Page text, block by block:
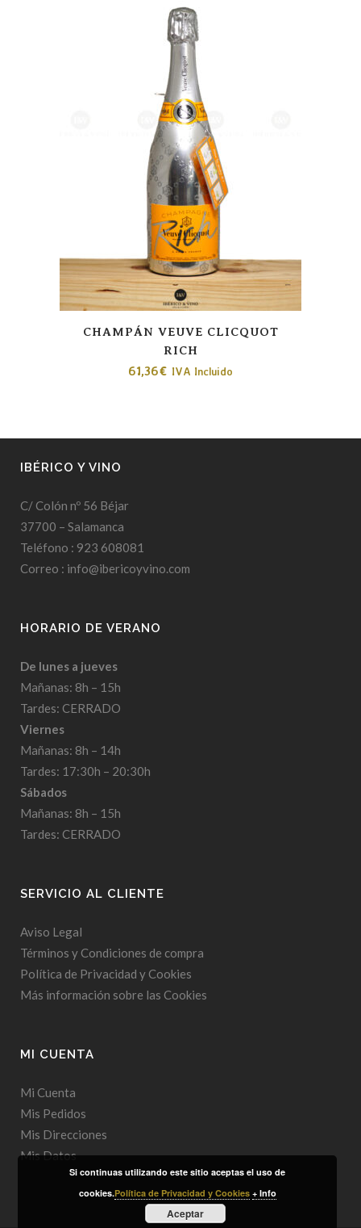
CHAMPÁN VEUVE CLICQUOT
RICH
61,36€ IVA Incluido
IBÉRICO Y VINO
C/ Colón nº 56 Béjar
37700 – Salamanca
Teléfono : 923 608081
Correo : info@ibericoyvino.com
HORARIO DE VERANO
De lunes a jueves
Mañanas: 8h – 15h
Tardes: CERRADO
Viernes
Mañanas: 8h – 14h
Tardes: 17:30h – 20:30h
Sábados
Mañanas: 8h – 15h
Tardes: CERRADO
SERVICIO AL CLIENTE
Aviso Legal
Términos y Condiciones de compra
Política de Privacidad y Cookies
Más información sobre las Cookies
MI CUENTA
Mi Cuenta
Mis Pedidos
Mis Direcciones
Mis Datos
Si continuas utilizando este sitio aceptas el uso de
cookies.Política de Privacidad y Cookies + Info
Aceptar